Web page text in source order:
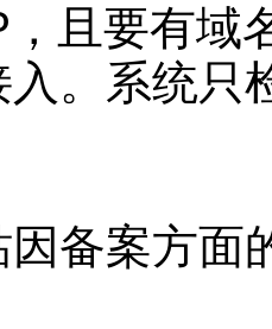
且要有域
入。系统只
备案方面